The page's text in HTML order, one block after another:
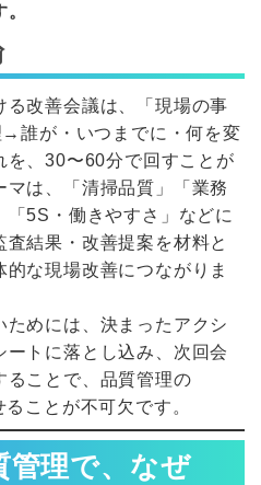
改善会議は、「現場の事
誰が・いつまでに・何を変
を、30〜60分で回すことが
は、「清掃品質」「業務
5S・働きやすさ」などに
結果・改善提案を材料と
な現場改善につながりま
めには、決まったアクシ
ートに落とし込み、次回会
ることで、品質管理の
ことが不可欠です。
管理で、なぜ